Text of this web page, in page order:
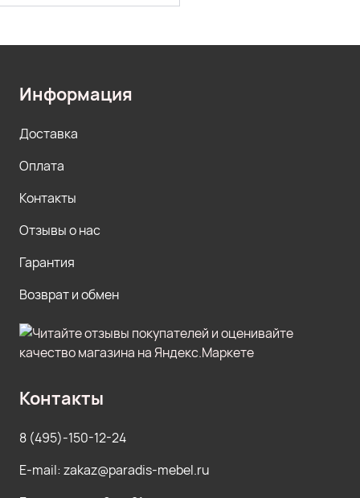
Информация
Доставка
Оплата
Контакты
Отзывы о нас
Гарантия
Возврат и обмен
Контакты
8 (495)-150-12-24
E-mail: zakaz@paradis-mebel.ru